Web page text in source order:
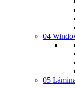
04
05